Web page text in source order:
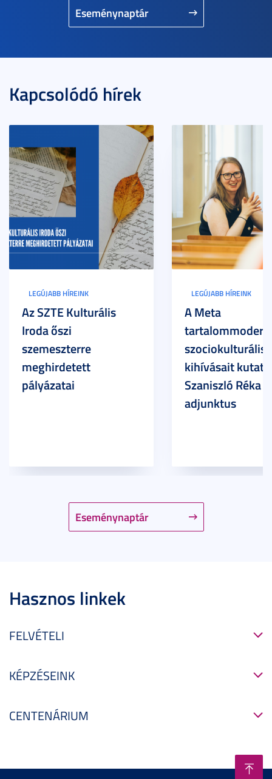
Eseménynaptár
Kapcsolódó hírek
Eseménynaptár
LEGÚJABB HÍREINK
Az SZTE Kulturális
Iroda őszi
szemeszterre
meghirdetett
pályázatai
LEGÚJABB HÍREINK
A Meta
szociokulturális
kihívásait
Szaniszló Réka
adjunktus
Hasznos linkek
FELVÉTELI
KÉPZÉSEINK
CENTENÁRIUM